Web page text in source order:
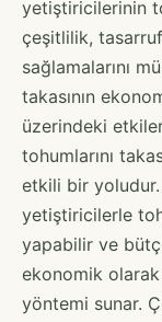
yetiştiricilerinin
çeşitlilik, tasarruf
sağlamalarını
takasının
üzerindeki
tohumlarını
etkili bir
yetiştiricilerle
yapabilir ve
ekonomik
yöntemi sunar.